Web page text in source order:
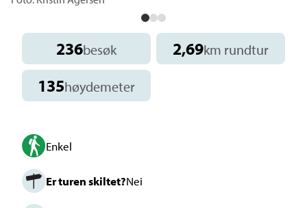
236besøk 2,69km rundtur
135høydemeter
Enkel
Er turen skiltet?Nei